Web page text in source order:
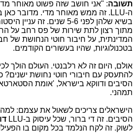
תשובה: "אני חושב שזה פשוט מאוחר מדי
ה-LLU . זה ממש מאוחר מדי. מדובר כאן
בשיא שלהן לפני 5-6 שנים. זה
מתוך רצון לתת שירות של פס רחב על
המדינתית, על חיבור חוטי הנחושת של
בטכנולוגיות, שהיו בעשורים הקודמים.
אולם, היום זה לא רלבנטי. העולם הולך
להתעסק עם חיבורי חוטי נחושת ישנים?
הסיבים ודווקא בישראל, 'אומת
תמהני.
הישראלים צריכים לשאול את עצמם:
הסיבים. זה די ברור, שכל עיסוק ב-LLU
לשוק. זה לקח הנלמד בכל מקום בו